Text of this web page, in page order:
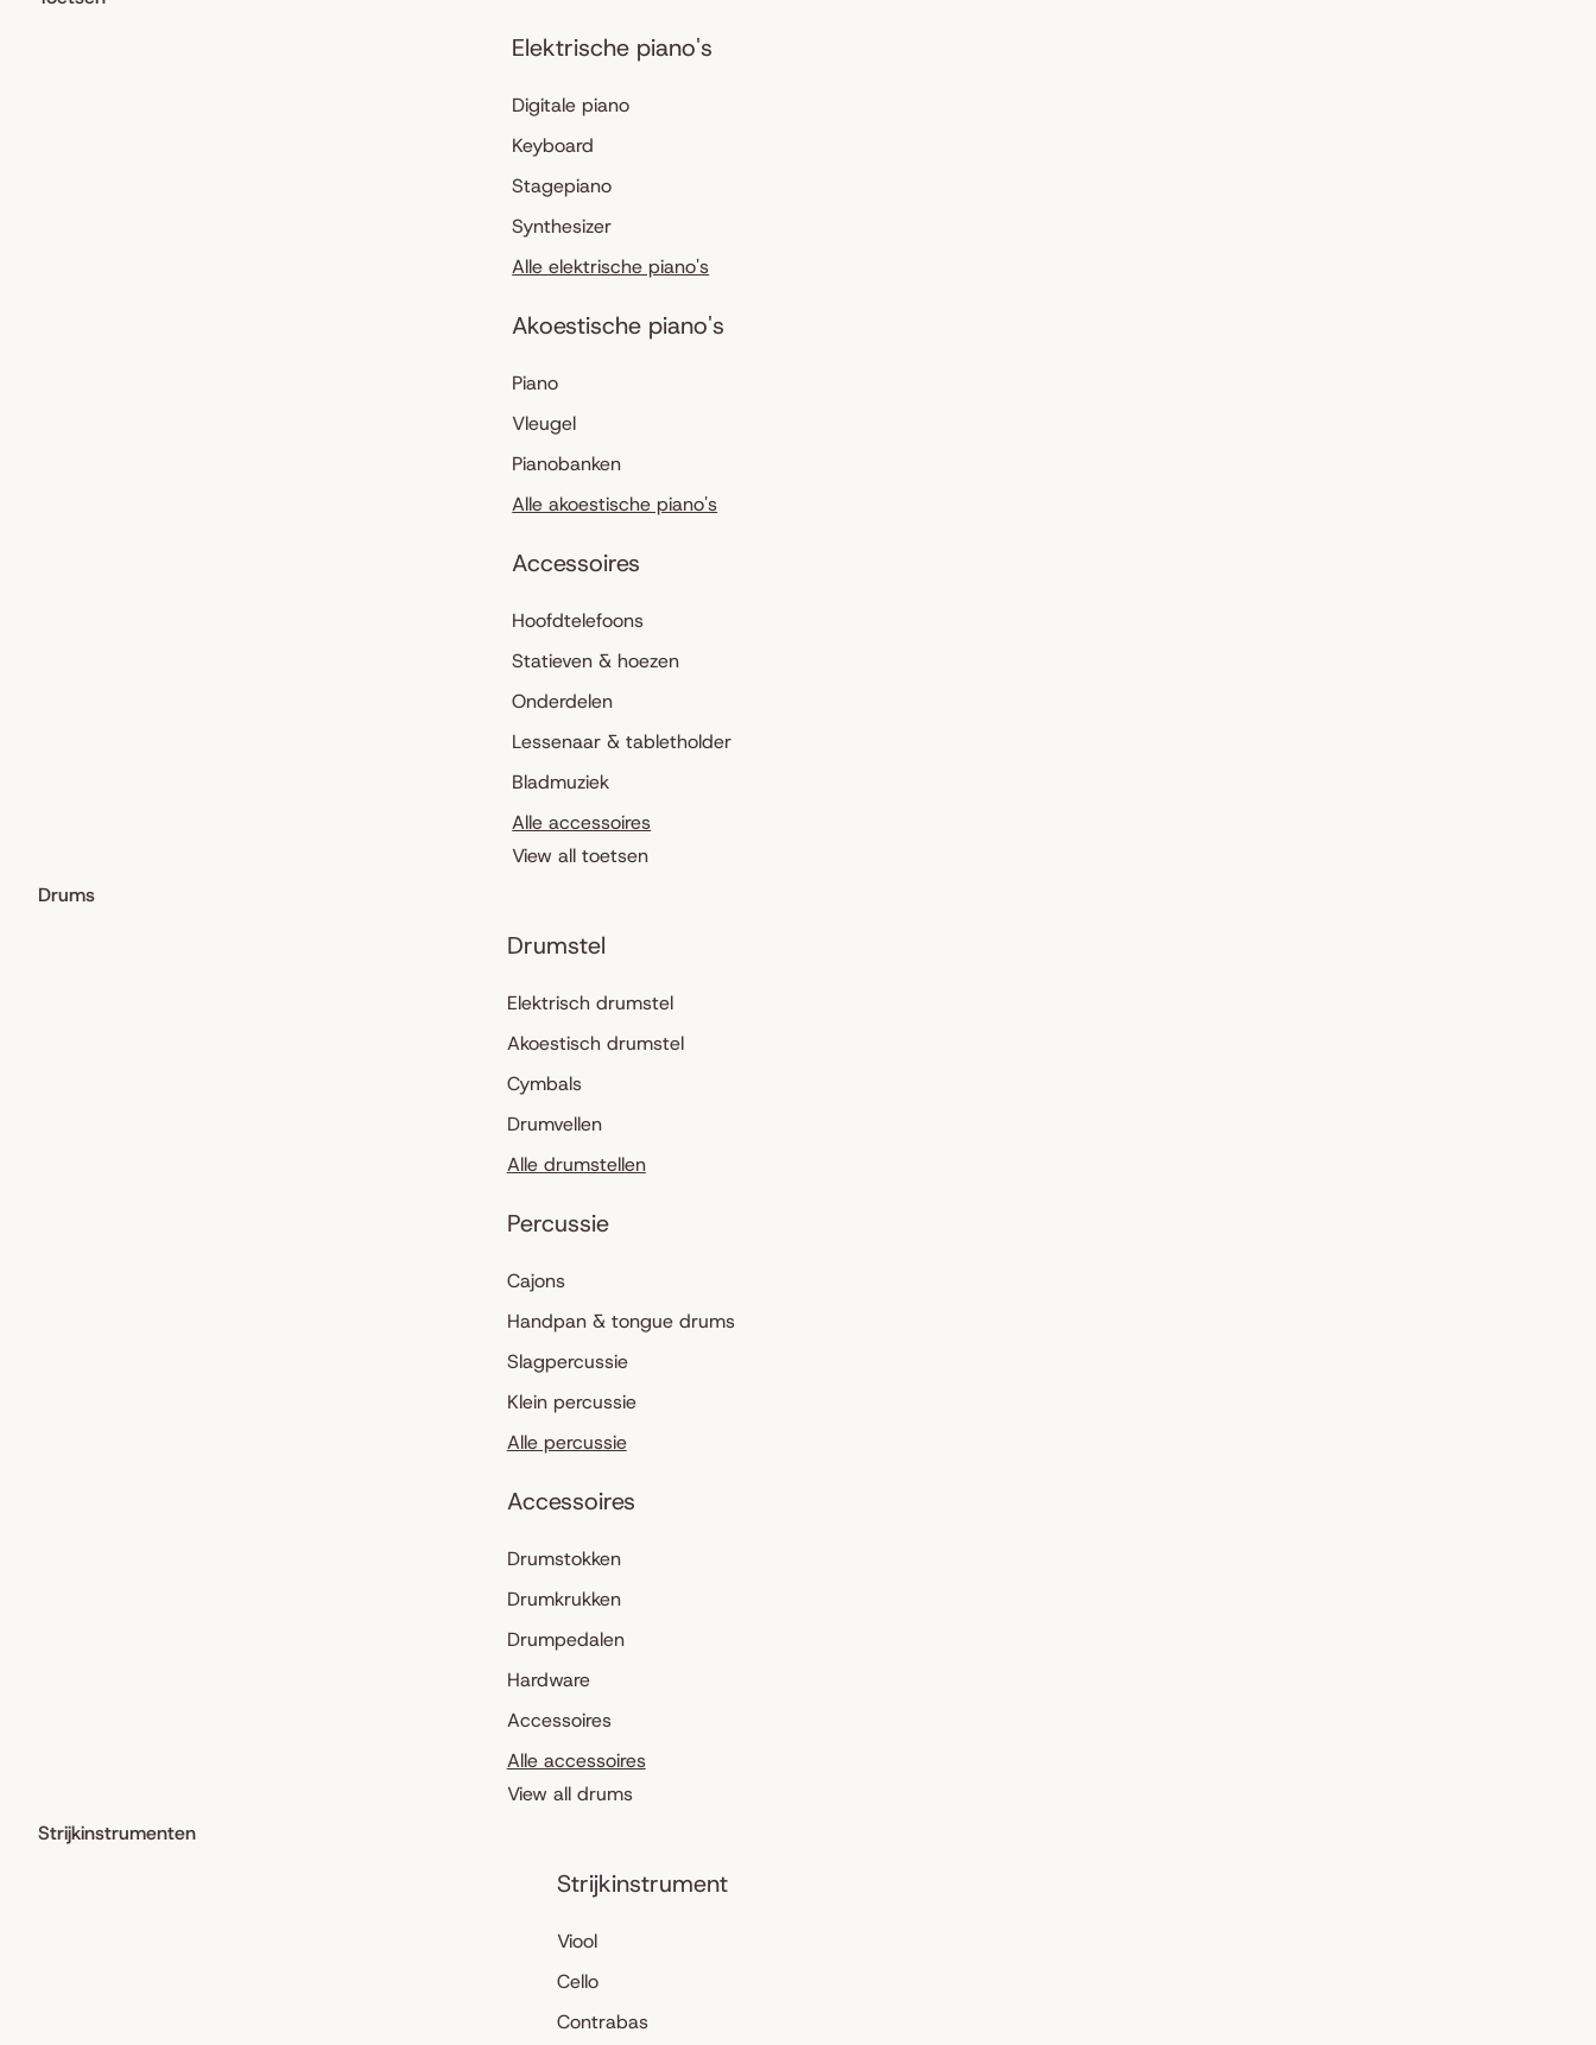
Elektrische piano's
Digitale piano
Keyboard
Stagepiano
Synthesizer
Alle elektrische piano's
Akoestische piano's
Piano
Vleugel
Pianobanken
Alle akoestische piano's
Accessoires
Hoofdtelefoons
Statieven & hoezen
Onderdelen
Lessenaar & tabletholder
Bladmuziek
Alle accessoires
View all toetsen
Drums
Drumstel
Elektrisch drumstel
Akoestisch drumstel
Cymbals
Drumvellen
Alle drumstellen
Percussie
Cajons
Handpan & tongue drums
Slagpercussie
Klein percussie
Alle percussie
Accessoires
Drumstokken
Drumkrukken
Drumpedalen
Hardware
Accessoires
Alle accessoires
View all drums
Strijkinstrumenten
Strijkinstrument
Viool
Cello
Contrabas